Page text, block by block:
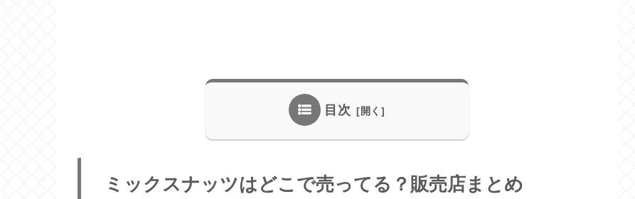
目次
ミックスナッツはどこで売ってる？販売店まとめ